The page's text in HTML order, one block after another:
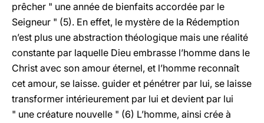
prêcher " une année de bienfaits accordée par le
Seigneur " (5). En effet, le mystère de la Rédemption
n’est plus une abstraction théologique mais une réalité
constante par laquelle Dieu embrasse l’homme dans le
Christ avec son amour éternel, et l’homme reconnaît
cet amour, se laisse. guider et pénétrer par lui, se laisse
transformer intérieurement par lui et devient par lui
" une créature nouvelle " (6) L’homme, ainsi crée à